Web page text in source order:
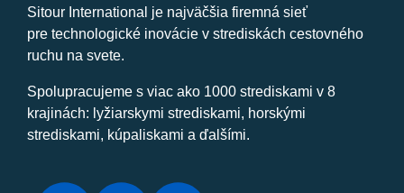
Sitour International je najväčšia firemná sieť
pre technologické inovácie v strediskách cestovného
ruchu na svete.
Spolupracujeme s viac ako 1000 strediskami v 8
krajinách: lyžiarskymi strediskami, horskými
strediskami, kúpaliskami a ďalšími.